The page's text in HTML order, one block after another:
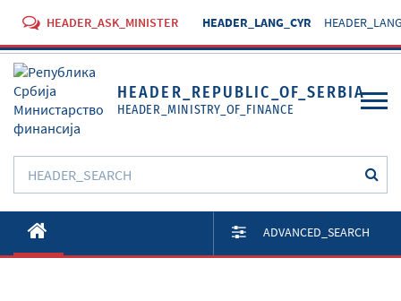
HEADER_ASK_MINISTER HEADER_LANG_CYR
HEADER_REPUBLIC_OF_SERBIA
HEADER_MINISTRY_OF_FINANCE
O Министарству
Активности
ADVANCED_SEARCH